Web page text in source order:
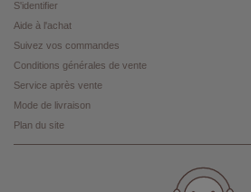
S'identifier
Aide à l'achat
Suivez vos commandes
Conditions générales de vente
Service après vente
Mode de livraison
Plan du site